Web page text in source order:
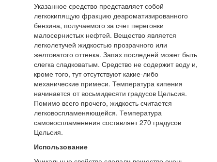
Указанное средство представляет собой
легкокипящую фракцию деароматизированного
бензина, получаемого за счет перегонки
малосернистых нефтей. Вещество является
легколетучей жидкостью прозрачного или
желтоватого оттенка. Запах последней может быть
слегка сладковатым. Средство не содержит воду и,
кроме того, тут отсутствуют какие-либо
механические примеси. Температура кипения
начинается от восьмидесяти градусов Цельсия.
Помимо всего прочего, жидкость считается
легковоспламеняющейся. Температура
самовоспламенения составляет 270 градусов
Цельсия.
Использование